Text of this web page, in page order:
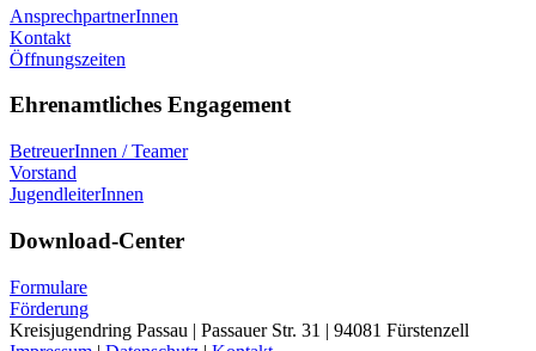
AnsprechpartnerInnen
Kontakt
Öffnungszeiten
Ehrenamtliches Engagement
BetreuerInnen / Teamer
Vorstand
JugendleiterInnen
Download-Center
Formulare
Förderung
Kreisjugendring Passau | Passauer Str. 31 | 94081 Fürstenzell